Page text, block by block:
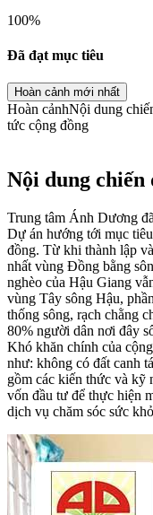
100%
Đã đạt mục tiêu
Hoàn cảnh mới nhất
Hoàn cảnhNội dung
tức cộng đồng
Nội dung chiến
Trung tâm Ánh Dương
Dự án hướng tới mục
đồng. Từ khi thành lập
nhất vùng Đồng bằng
nghèo của Hậu Giang
vùng Tây sông Hậu,
thống sông, rạch chằng
80% người dân nơi đây
Khó khăn chính của
như: không có đất canh
gồm các kiến thức và kỹ
vốn đầu tư để thực hiện
dịch vụ chăm sóc sức